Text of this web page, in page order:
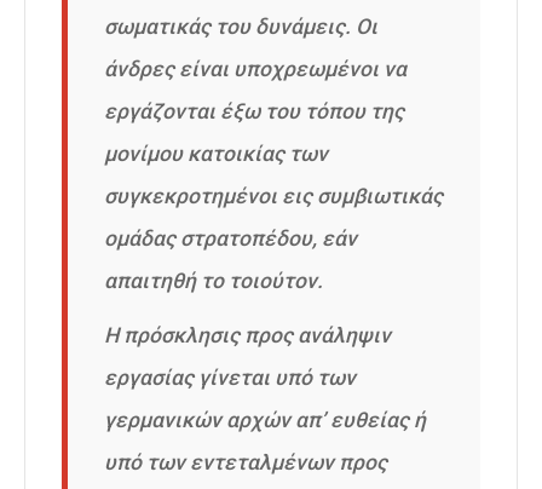
σωματικάς του δυνάμεις. Οι
άνδρες είναι υποχρεωμένοι να
εργάζονται έξω του τόπου της
μονίμου κατοικίας των
συγκεκροτημένοι εις συμβιωτικάς
ομάδας στρατοπέδου, εάν
απαιτηθή το τοιούτον.
Η πρόσκλησις προς ανάληψιν
εργασίας γίνεται υπό των
γερμανικών αρχών απ’ ευθείας ή
υπό των εντεταλμένων προς